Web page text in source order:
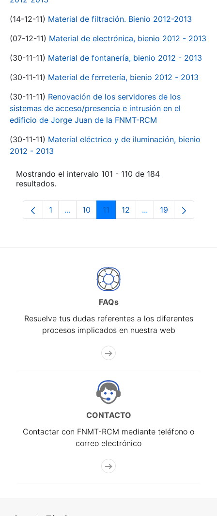
(14-12-11) Material de filtración. Bienio 2012-2013
(07-12-11) Material de electrónica, bienio 2012 - 2013
(30-11-11) Material de fontanería, bienio 2012 - 2013
(30-11-11) Material de ferretería, bienio 2012 - 2013
(30-11-11) Renovación de los servidores de los
sistemas de acceso/presencia e intrusión en el
edificio de Jorge Juan de la FNMT-RCM
(30-11-11) Material eléctrico y de iluminación, bienio
2012 - 2013
Mostrando el intervalo 101 - 110 de 184
resultados.
Página
1 ...Páginas intermedias Use TAB para
Página
10 Página
11 Página
12 ...PáginasPágina
19
FAQs
Resuelve tus dudas referentes a los diferentes
procesos implicados en nuestra web
CONTACTO
Contactar con FNMT-RCM mediante teléfono o
correo electrónico